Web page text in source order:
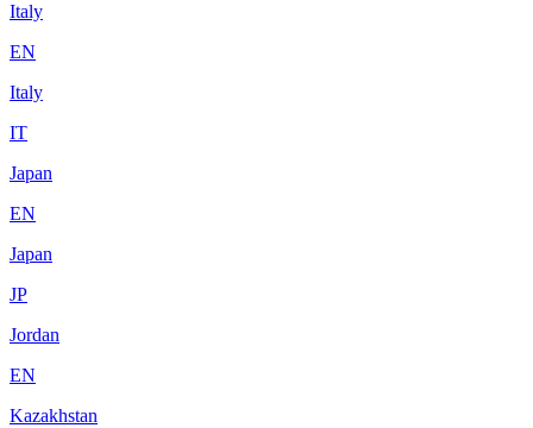
Italy
EN
Italy
IT
Japan
EN
Japan
JP
Jordan
EN
Kazakhstan